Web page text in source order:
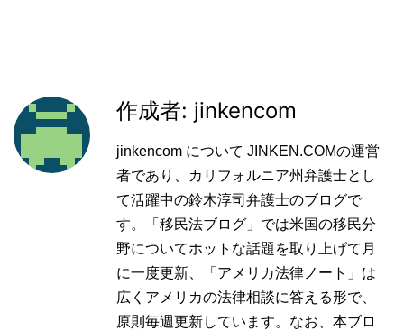
作成者: jinkencom
jinkencom について JINKEN.COMの運営
者であり、カリフォルニア州弁護士とし
て活躍中の鈴木淳司弁護士のブログで
す。「移民法ブログ」では米国の移民分
野についてホットな話題を取り上げて月
に一度更新、「アメリカ法律ノート」は
広くアメリカの法律相談に答える形で、
原則毎週更新しています。なお、本ブロ